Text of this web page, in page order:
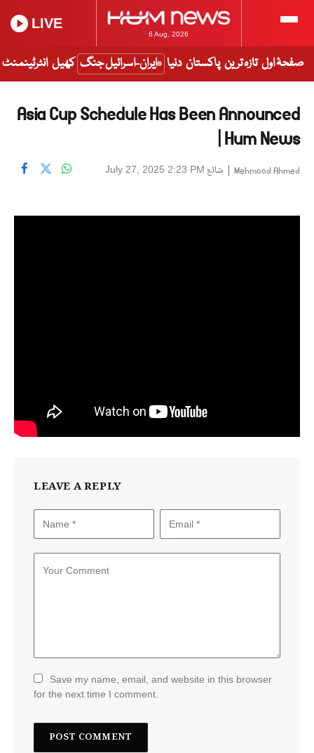
6 Aug, 2026
LIVE
صفحۂ اول تازہ ترین پاکستان دنیا ایران-اسرائیل جنگ کھیل انٹرٹینمنٹ
Asia Cup Schedule Has Been Announced
| Hum News
Mehmood Ahmed
| شائع July 27, 2025 2:23 PM
LEAVE A REPLY
Save my name, email, and website in this browser
for the next time I comment.